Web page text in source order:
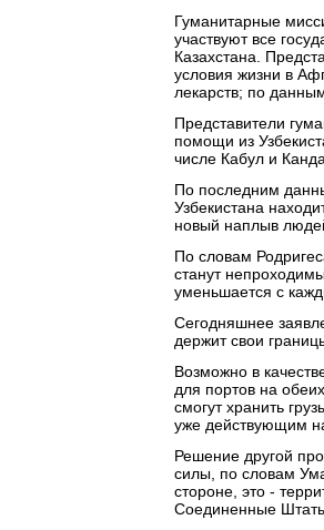
Гуманитарные
участвуют все
Казахстана.
условия жизни в
лекарств; по
Представители
помощи из
числе Кабул и
По последним
Узбекистана
новый наплыв
По словам
станут
уменьшается с
Сегодняшнее
держит свои
Возможно в
для портов на
смогут хранить
уже действующим
Решение другой
силы, по словам
стороне, это -
Соединенные